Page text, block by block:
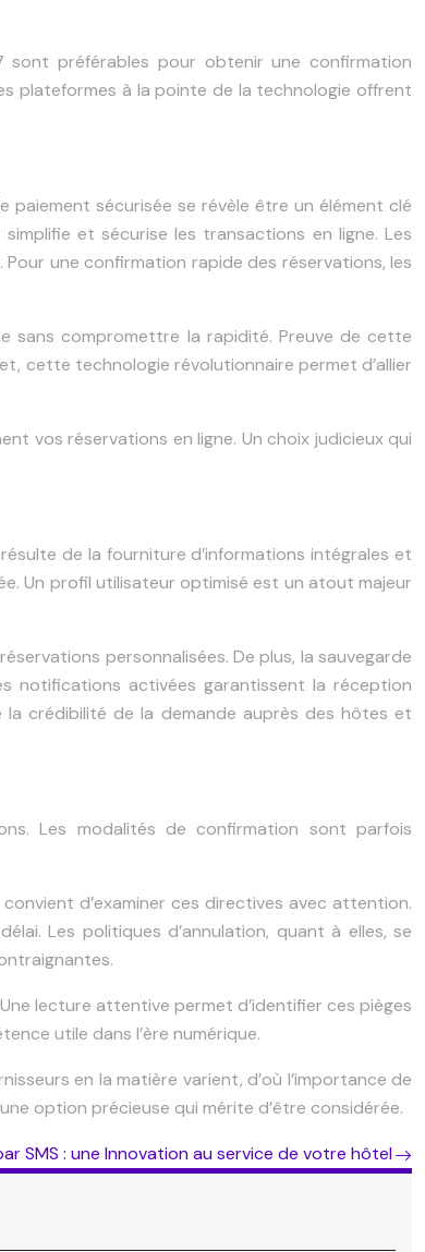
préférables pour obtenir une confirmation
plateformes à la pointe de la technologie offrent
sécurisée se révèle être un élément clé
et sécurise les transactions en ligne. Les
une confirmation rapide des réservations, les
sans compromettre la rapidité. Preuve de cette
cette technologie révolutionnaire permet d’allier
vos réservations en ligne. Un choix judicieux qui
de la fourniture d’informations intégrales et
Un profil utilisateur optimisé est un atout majeur
personnalisées. De plus, la sauvegarde
notifications activées garantissent la réception
crédibilité de la demande auprès des hôtes et
Les modalités de confirmation sont parfois
d’examiner ces directives avec attention.
Les politiques d’annulation, quant à elles, se
lecture attentive permet d’identifier ces pièges
utile dans l’ère numérique.
en la matière varient, d’où l’importance de
option précieuse qui mérite d’être considérée.
SMS : une Innovation au service de votre hôtel